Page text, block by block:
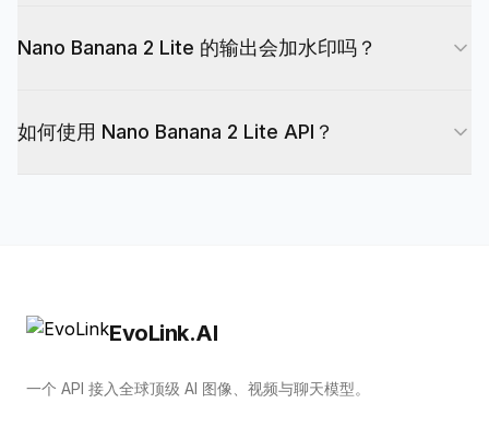
成 token 即：每 100 万输入 token $0.25、每 100
价格表和控制台展示实际路由价格。
Nano Banana 2 Lite 的输出会加水印吗？
溯源。
如何使用 Nano Banana 2 Lite API？
EvoLink.AI
一个 API 接入全球顶级 AI 图像、视频与聊天模型。